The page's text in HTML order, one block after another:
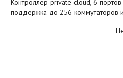
Контроллер private cloud, 6 портов
поддержка до 256 коммутаторов